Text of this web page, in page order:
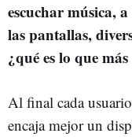
escuchar música,
las pantallas,
¿qué es lo que
Al final cada
encaja mejor un